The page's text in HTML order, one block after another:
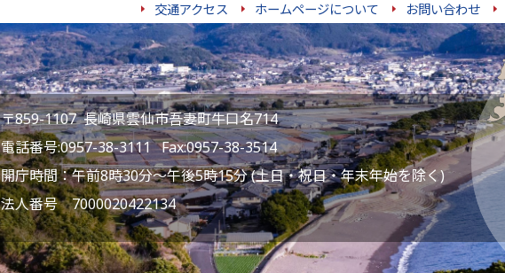
交通アクセス ホームページについて お問い合わせ
〒859-1107 長崎県雲仙市吾妻町牛口名714
電話番号:0957-38-3111Fax:0957-38-3514
開庁時間：午前8時30分～午後5時15分 (土日・祝日・年末年始を除く)
法人番号 7000020422134